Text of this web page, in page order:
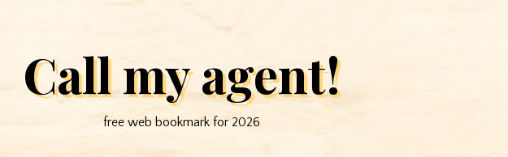
Call my agent!
free web bookmark for 2026